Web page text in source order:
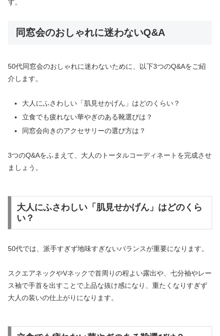
す。
同窓会のおしゃれに迷わないQ&A
50代同窓会のおしゃれに迷わないために、以下3つのQ&Aをご紹
介します。
大人にふさわしい「肌見せかげん」はどのくらい？
立食でも疲れない華やぎのある靴選びは？
同窓会向きのアクセサリーの選び方は？
3つのQ&Aをふまえて、大人のトータルコーディネートを完成させ
ましょう。
大人にふさわしい「肌見せかげん」はどのくら
い？
50代では、派手すぎず地味すぎないバランスが重要になります。
スクエアネックやVネックで首周りの程よい露出や、七分袖やレー
ス袖で手首を出すことで上品な抜け感になり、重たくなりすぎず
大人の装いの仕上がりになります。